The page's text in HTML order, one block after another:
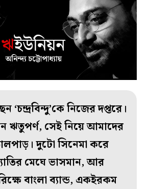
‘চন্দ্রবিন্দু’কে নিজের দপ্তরে।
ঋতুপর্ণ, সেই নিয়ে আমাদের
দুটো সিনেমা করে
মেঘে ভাসমান, আর
বাংলা ব‌্যান্ড, একইরকম